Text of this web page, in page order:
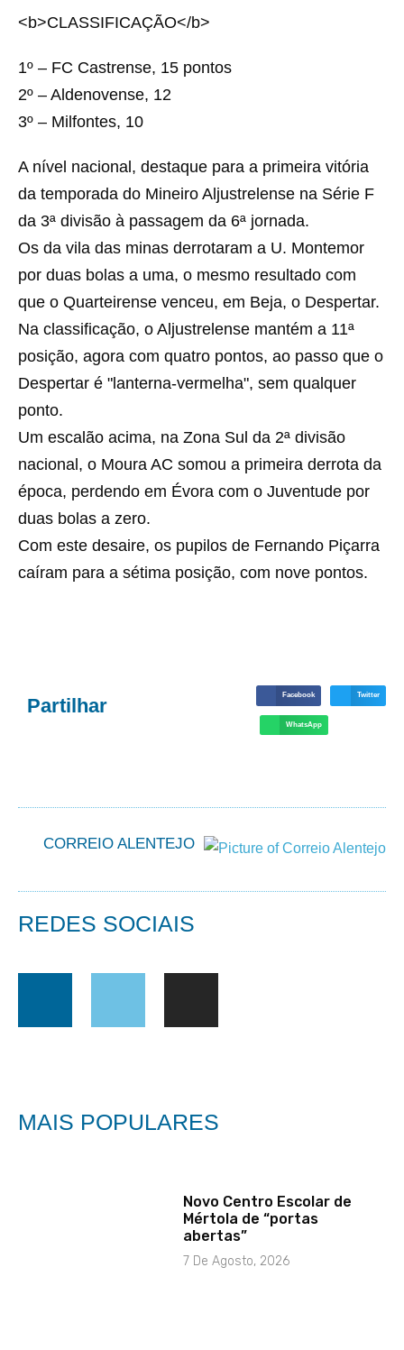
<b>CLASSIFICAÇÃO</b>
1º – FC Castrense, 15 pontos
2º – Aldenovense, 12
3º – Milfontes, 10
A nível nacional, destaque para a primeira vitória
da temporada do Mineiro Aljustrelense na Série F
da 3ª divisão à passagem da 6ª jornada.
Os da vila das minas derrotaram a U. Montemor
por duas bolas a uma, o mesmo resultado com
que o Quarteirense venceu, em Beja, o Despertar.
Na classificação, o Aljustrelense mantém a 11ª
posição, agora com quatro pontos, ao passo que o
Despertar é "lanterna-vermelha", sem qualquer
ponto.
Um escalão acima, na Zona Sul da 2ª divisão
nacional, o Moura AC somou a primeira derrota da
época, perdendo em Évora com o Juventude por
duas bolas a zero.
Com este desaire, os pupilos de Fernando Piçarra
caíram para a sétima posição, com nove pontos.
Partilhar Facebook Twitter
WhatsApp
CORREIO ALENTEJO
REDES SOCIAIS
MAIS POPULARES
Novo Centro Escolar de
Mértola de “portas
abertas”
7 De Agosto, 2026